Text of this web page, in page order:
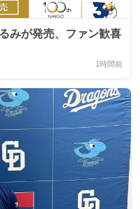
みが発売、ファン歓喜
1時間前